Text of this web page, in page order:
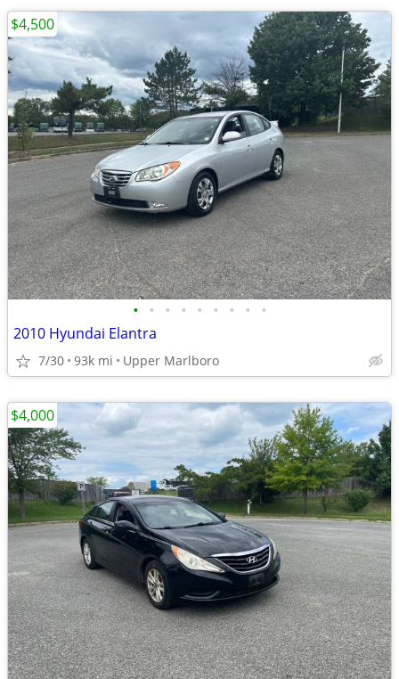
• • • • • • • • •
2010 Hyundai Elantra
7/30 93k mi Upper Marlboro
$4,500
$4,000